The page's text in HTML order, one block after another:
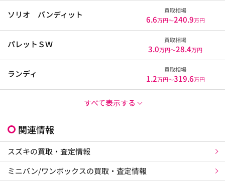
ソリオ バンディット 買取相場
6.6万円〜240.9万円
パレットＳＷ 買取相場
3.0万円〜28.4万円
ランディ 買取相場
1.2万円〜319.6万円
すべて表示する
関連情報
スズキの買取・査定情報
ミニバン/ワンボックスの買取・査定情報